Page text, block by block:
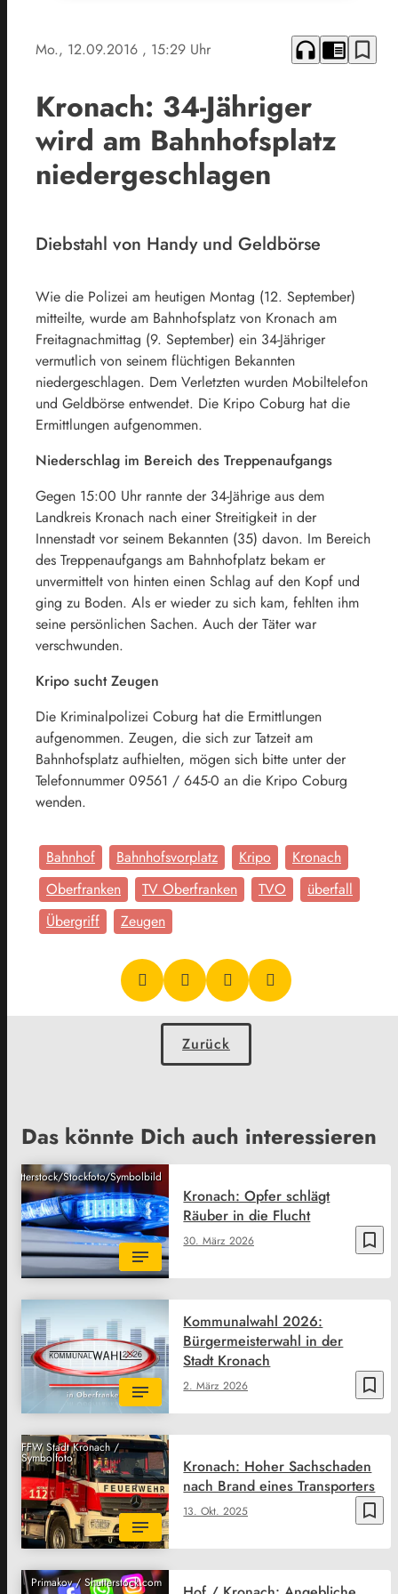
Mo., 12.09.2016 , 15:29 Uhr headphones chrome_reader_mode bookmark_border
Kronach: 34-Jähriger
wird am Bahnhofsplatz
niedergeschlagen
Diebstahl von Handy und Geldbörse
Wie die Polizei am heutigen Montag (12. September)
mitteilte, wurde am Bahnhofsplatz von Kronach am
Freitagnachmittag (9. September) ein 34-Jähriger
vermutlich von seinem flüchtigen Bekannten
niedergeschlagen. Dem Verletzten wurden Mobiltelefon
und Geldbörse entwendet. Die Kripo Coburg hat die
Ermittlungen aufgenommen.
Niederschlag im Bereich des Treppenaufgangs
Gegen 15:00 Uhr rannte der 34-Jährige aus dem
Landkreis Kronach nach einer Streitigkeit in der
Innenstadt vor seinem Bekannten (35) davon. Im Bereich
des Treppenaufgangs am Bahnhofplatz bekam er
unvermittelt von hinten einen Schlag auf den Kopf und
ging zu Boden. Als er wieder zu sich kam, fehlten ihm
seine persönlichen Sachen. Auch der Täter war
verschwunden.
Kripo sucht Zeugen
Die Kriminalpolizei Coburg hat die Ermittlungen
aufgenommen. Zeugen, die sich zur Tatzeit am
Bahnhofsplatz aufhielten, mögen sich bitte unter der
Telefonnummer 09561 / 645-0 an die Kripo Coburg
wenden.
Bahnhof Bahnhofsvorplatz Kripo
Kronach
Oberfranken
TV Oberfranken TVO
überfall
Übergriff
Zeugen
Zurück
Das könnte Dich auch interessieren
Shutterstock/Stockfoto/Symbolbild
bookmark_border
30. März 2026
Kronach: Opfer schlägt
Räuber in die Flucht
bookmark_border
2. März 2026
Kommunalwahl 2026:
Bürgermeisterwahl in der
Stadt Kronach
FFW Stadt Kronach /
Symbolfoto
bookmark_border
13. Okt. 2025
Kronach: Hoher Sachschaden
nach Brand eines Transporters
Primakov / Shutterstock.com